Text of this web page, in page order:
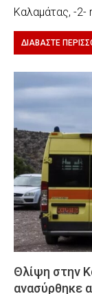
Καλαμάτας, -2-
ΔΙΑΒΆΣΤΕ
Θλίψη στην
ανασύρθηκε